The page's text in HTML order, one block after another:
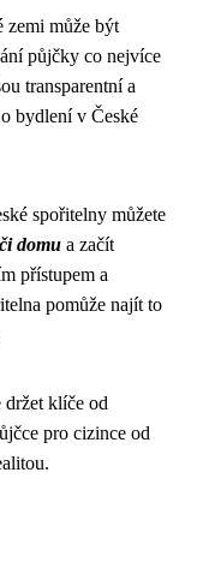
zemi může být
půjčky co nejvíce
transparentní a
bydlení v České
spořitelny můžete
domu a začít
přístupem a
pomůže najít to
držet klíče od
pro cizince od